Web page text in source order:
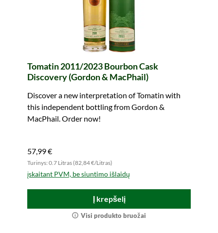
Tomatin 2011/2023 Bourbon Cask
Discovery (Gordon & MacPhail)
Discover a new interpretation of Tomatin with
this independent bottling from Gordon &
MacPhail. Order now!
57,99 €
Turinys: 0.7 Litras (82,84 €/Litras)
įskaitant PVM, be siuntimo išlaidų
Į krepšelį
Visi produkto bruožai